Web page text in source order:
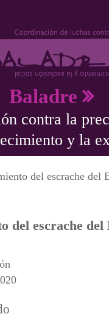
Baladre
contra la
y la
usted
del escrache del
del escrache del